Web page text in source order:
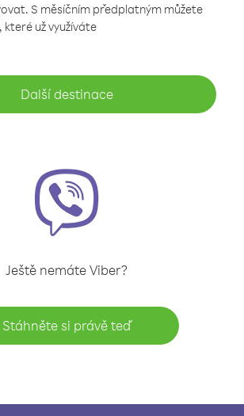
S měsíčním předplatným můžete
už využíváte
Další destinace
Ještě nemáte Viber?
Stáhněte si právě teď